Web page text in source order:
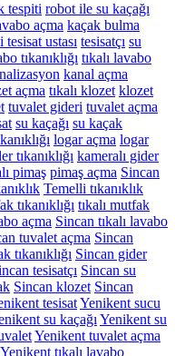
tespiti robot ile su kaçağı
açma kaçak bulma
tesisat ustası tesisatçı su
tıkanıklığı tıkalı lavabo
kanal açma
açma tıkalı klozet klozet
tuvalet gideri tuvalet açma
su kaçağı su kaçak
logar açma logar
tıkanıklığı kameralı gider
pimaş pimaş açma Sincan
Temelli tıkanıklık
tıkanıklığı tıkalı mutfak
açma Sincan tıkalı lavabo
tuvalet açma Sincan
tıkanıklığı Sincan gider
tesisatçı Sincan su
Sincan klozet Sincan
tesisatYenikent sucu
su kaçağı Yenikent su
Yenikent tuvalet açma
Yenikent tıkalı lavabo